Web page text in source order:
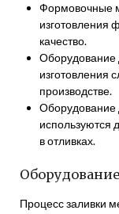
Формовочные
изготовления
качество.
Оборудование
изготовления
производстве.
Оборудование
используются
в отливках.
Процесс заливки